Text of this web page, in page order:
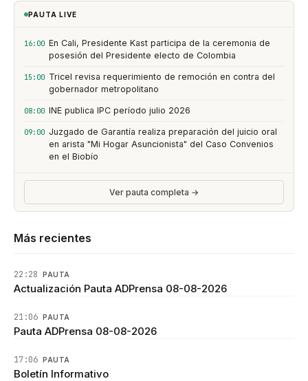
PAUTA LIVE
16:00 En Cali, Presidente Kast participa de la ceremonia de
posesión del Presidente electo de Colombia
15:00 Tricel revisa requerimiento de remoción en contra del
gobernador metropolitano
08:00 INE publica IPC período julio 2026
09:00 Juzgado de Garantía realiza preparación del juicio oral
en arista "Mi Hogar Asuncionista" del Caso Convenios
en el Biobío
Ver pauta completa →
Más recientes
22:28 PAUTA
Actualización Pauta ADPrensa 08-08-2026
21:06 PAUTA
Pauta ADPrensa 08-08-2026
17:06 PAUTA
Boletín Informativo